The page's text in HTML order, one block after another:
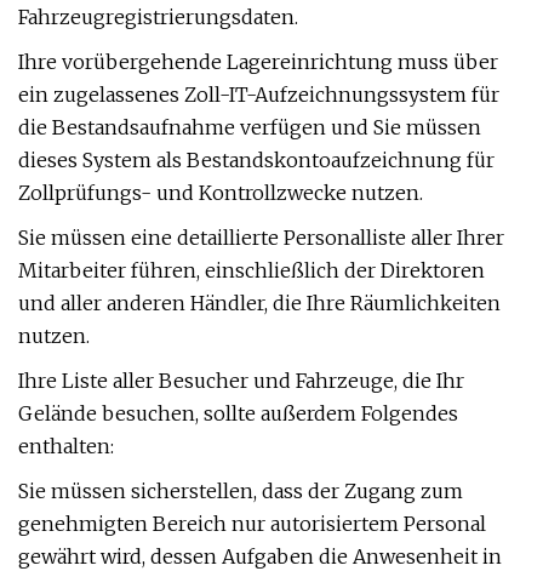
Fahrzeugregistrierungsdaten.
Ihre vorübergehende Lagereinrichtung muss über
ein zugelassenes Zoll-IT-Aufzeichnungssystem für
die Bestandsaufnahme verfügen und Sie müssen
dieses System als Bestandskontoaufzeichnung für
Zollprüfungs- und Kontrollzwecke nutzen.
Sie müssen eine detaillierte Personalliste aller Ihrer
Mitarbeiter führen, einschließlich der Direktoren
und aller anderen Händler, die Ihre Räumlichkeiten
nutzen.
Ihre Liste aller Besucher und Fahrzeuge, die Ihr
Gelände besuchen, sollte außerdem Folgendes
enthalten:
Sie müssen sicherstellen, dass der Zugang zum
genehmigten Bereich nur autorisiertem Personal
gewährt wird, dessen Aufgaben die Anwesenheit in